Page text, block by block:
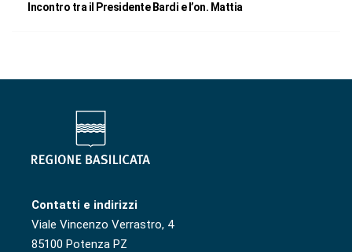
Incontro tra il Presidente Bardi e l’on. Mattia
Contatti e indirizzi
Viale Vincenzo Verrastro, 4
85100 Potenza PZ